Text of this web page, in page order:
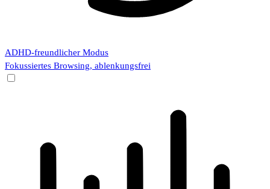
ADHD-freundlicher Modus
Fokussiertes Browsing, ablenkungsfrei